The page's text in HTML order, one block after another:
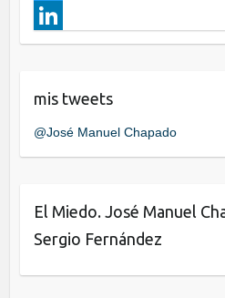
n
a
c
b
o
o
T
w
t
t
e
L
n
k
e
I
n
mis tweets
@José Manuel Chapado
El Miedo. José Manuel
Sergio Fernández